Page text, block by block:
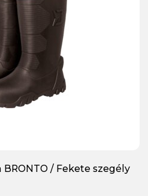
/ Fekete szegély